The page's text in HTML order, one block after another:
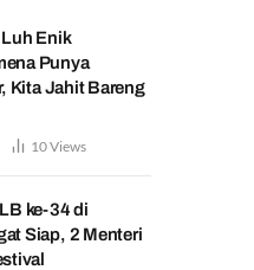
Enik
Punya
Kita Jahit Bareng
10Views
ke-34 di
Siap, 2 Menteri